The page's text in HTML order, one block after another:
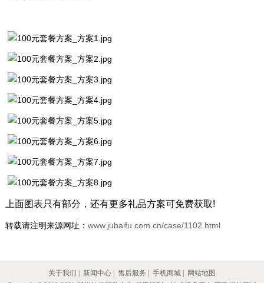
上面图表只有部分，还有更多礼品方案可免费获取!
转载请注明来源网址： www.jubaifu.com.cn/case/1102.html
关于我们 新闻中心 售后服务 手机商城
网站地图